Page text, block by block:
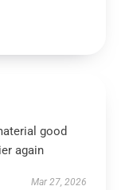
good
again
Mar 27, 2026